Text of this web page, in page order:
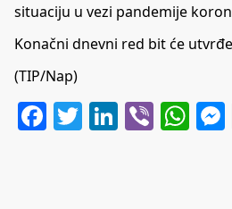
situaciju u vezi pandemije
Konačni dnevni red bit će
(TIP/Nap)
Facebook
TwitterViber